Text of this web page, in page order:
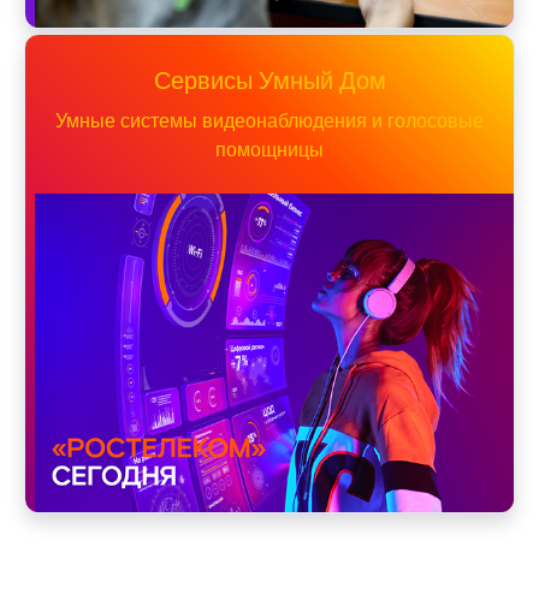
Сервисы Умный Дом
Умные системы видеонаблюдения и голосовые
помощницы